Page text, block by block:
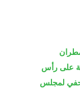
على رأس
صحفي لمجلس